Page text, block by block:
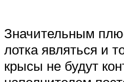
Значительным
лотка являться и
крысы не будут